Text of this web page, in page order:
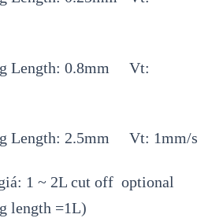
0.8mm Vt:
2.5mm Vt: 1mm/s
1 ~ 2L cut off optional
length =1L)